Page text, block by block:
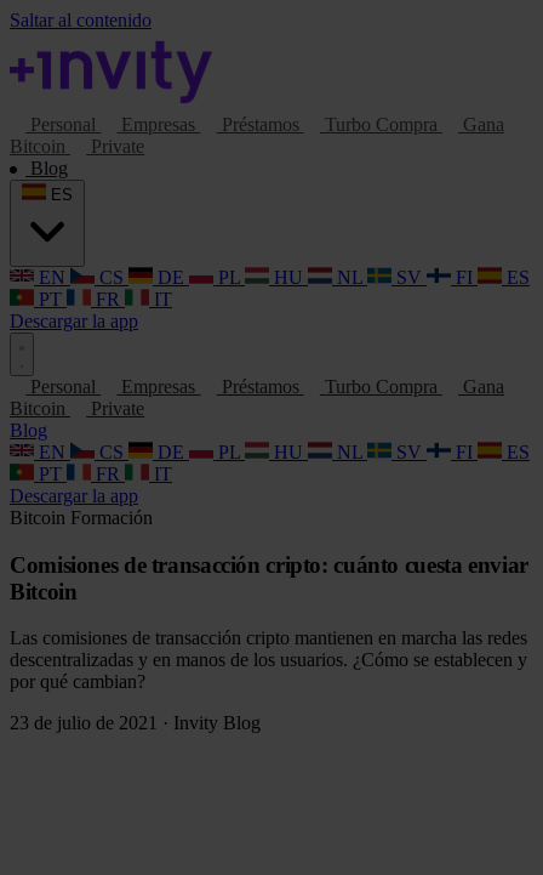
Saltar al contenido
Personal Empresas Préstamos Turbo Compra
Gana
Bitcoin
Private
Blog
EN CS DE PL HU NL SV FI
ES
PT
FR
IT
Descargar la app
Personal Empresas Préstamos Turbo Compra
Gana
Bitcoin
Private
Blog
EN
CS DE PL HU NL SV FI
ES
PT
FR
IT
Descargar la app
Bitcoin Formación
Comisiones de transacción cripto: cuánto cuesta enviar
Bitcoin
Las comisiones de transacción cripto mantienen en marcha las redes
descentralizadas y en manos de los usuarios. ¿Cómo se establecen y
por qué cambian?
23 de julio de 2021 · Invity Blog